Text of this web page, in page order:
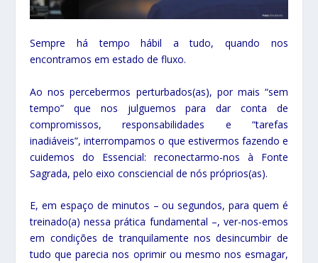
Sempre há tempo hábil a tudo, quando nos
encontramos em estado de fluxo.
Ao nos percebermos perturbados(as), por mais “sem
tempo” que nos julguemos para dar conta de
compromissos, responsabilidades e “tarefas
inadiáveis”, interrompamos o que estivermos fazendo e
cuidemos do Essencial: reconectarmo-nos à Fonte
Sagrada, pelo eixo consciencial de nós próprios(as).
E, em espaço de minutos – ou segundos, para quem é
treinado(a) nessa prática fundamental –, ver-nos-emos
em condições de tranquilamente nos desincumbir de
tudo que parecia nos oprimir ou mesmo nos esmagar,